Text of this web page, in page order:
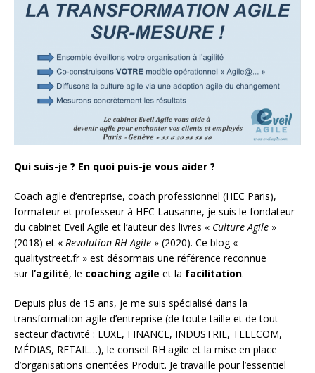
Qui suis-je ? En quoi puis-je vous aider ?
Coach agile d’entreprise, coach professionnel (HEC Paris),
formateur et professeur à HEC Lausanne, je suis le fondateur
du cabinet Eveil Agile et l’auteur des livres « Culture Agile »
(2018) et « Revolution RH Agile » (2020). Ce blog «
qualitystreet.fr » est désormais une référence reconnue
sur l’agilité, le coaching agile et la facilitation.
Depuis plus de 15 ans, je me suis spécialisé dans la
transformation agile d’entreprise (de toute taille et de tout
secteur d’activité : LUXE, FINANCE, INDUSTRIE, TELECOM,
MÉDIAS, RETAIL…), le conseil RH agile et la mise en place
d’organisations orientées Produit. Je travaille pour l’essentiel